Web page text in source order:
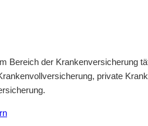
Bereich der Krankenversicherung
private